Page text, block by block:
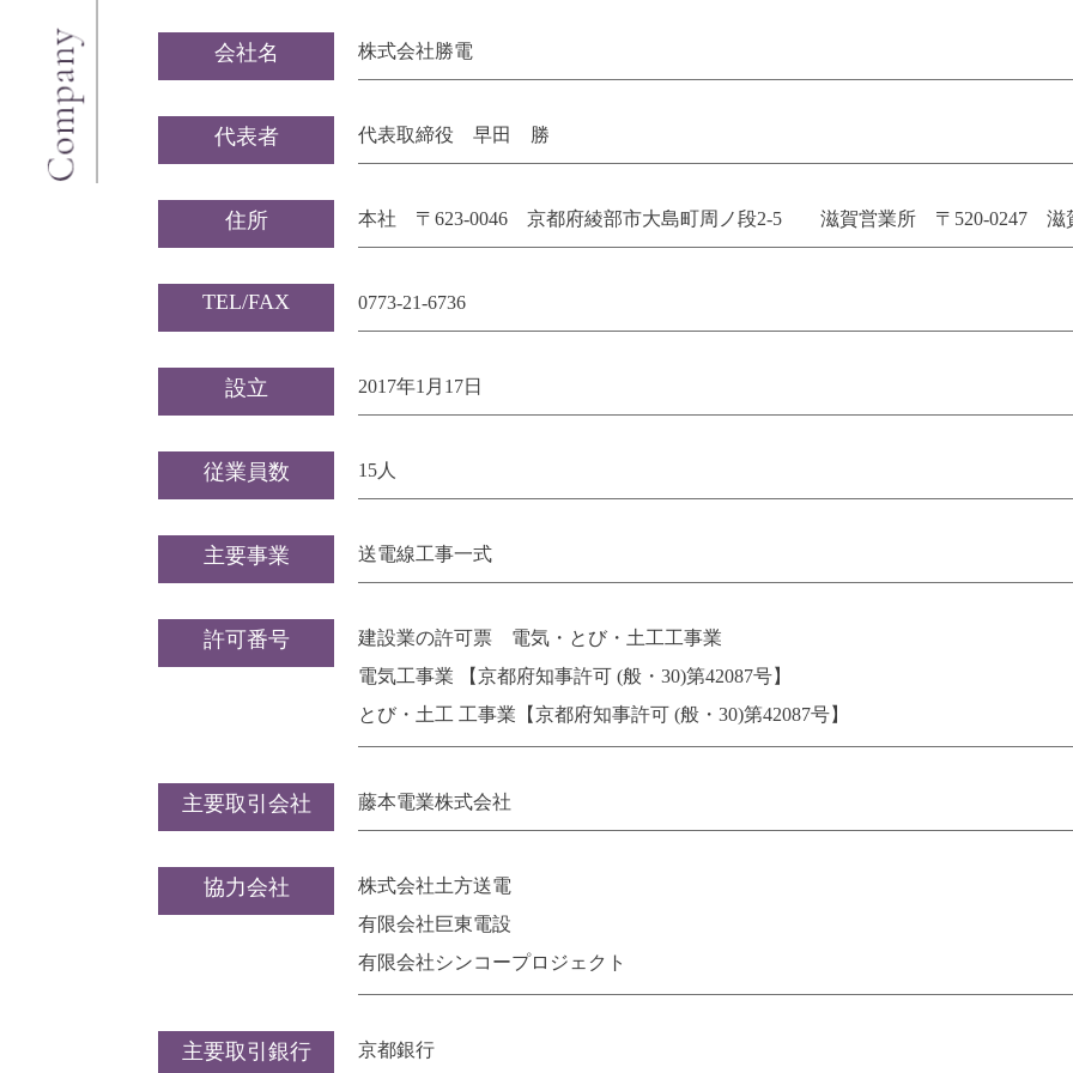
会社名 株式会社勝電
代表者 代表取締役 早田 勝
住所 本社 〒623-0046京都府綾部市大島町周ノ段2-5滋賀営業所 〒520-0247滋
TEL/FAX 0773-21-6736
設立 2017年1月17日
従業員数 15人
主要事業 送電線工事一式
許可番号
建設業の許可票 電気・とび・土工工事業
電気工事業 【京都府知事許可 (般・30)第42087号】
とび・土工 工事業【京都府知事許可 (般・30)第42087号】
主要取引会社 藤本電業株式会社
協力会社
株式会社土方送電
有限会社巨東電設
有限会社シンコープロジェクト
主要取引銀行 京都銀行